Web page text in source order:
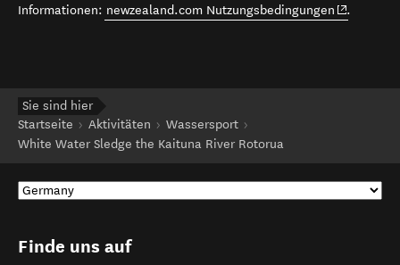
Informationen: newzealand.com Nutzungsbedingungen (opens in
.
Sie sind hier
Startseite
Aktivitäten
Wassersport
White Water Sledge the Kaituna River Rotorua
Finde uns auf